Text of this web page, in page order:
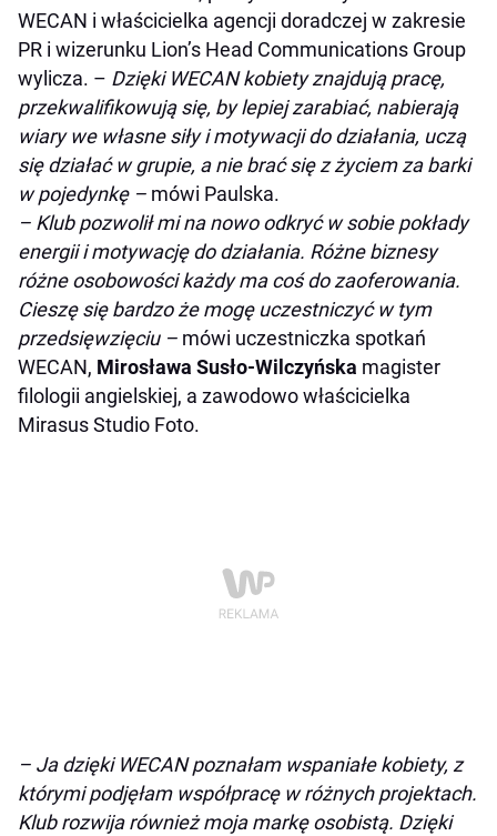
WECAN i właścicielka agencji doradczej w zakresie
PR i wizerunku Lion’s Head Communications Group
wylicza. – Dzięki WECAN kobiety znajdują pracę,
przekwalifikowują się, by lepiej zarabiać, nabierają
wiary we własne siły i motywacji do działania, uczą
się działać w grupie, a nie brać się z życiem za barki
w pojedynkę – mówi Paulska.
– Klub pozwolił mi na nowo odkryć w sobie pokłady
energii i motywację do działania. Różne biznesy
różne osobowości każdy ma coś dozaoferowania.
Cieszę się bardzo że mogę uczestniczyć w tym
przedsięwzięciu – mówi uczestniczka spotkań
WECAN, Mirosława Susło-Wilczyńska magister
filologii angielskiej, a zawodowo właścicielka
Mirasus Studio Foto.
– Ja dzięki WECAN poznałam wspaniałe kobiety, z
którymi podjęłam współpracę w różnych projektach.
Klub rozwija również moja markę osobistą. Dzięki